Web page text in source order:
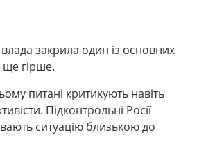
закрила один із основних
ще гірше.
питані критикують навіть
Підконтрольні Росії
ситуацію близькою до